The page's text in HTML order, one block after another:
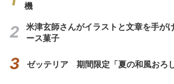
機
米津玄師さんがイラストと文章を手が
ース菓子
ゼッテリア 期間限定「夏の和風おろ